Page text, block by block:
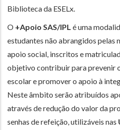
Biblioteca da ESELx.
O +Apoio SAS/IPL é uma
estudantes não abrangidos pelas
apoio social, inscritos e
objetivo contribuir para prevenir
escolar e promover o apoio à
Neste âmbito serão atribuídos
através de redução do valor da
senhas de refeição, utilizáveis nas